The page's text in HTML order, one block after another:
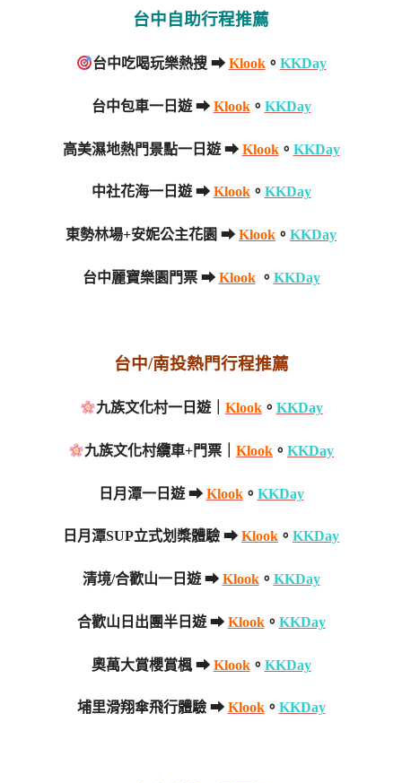
台中自助行程推薦
台中吃喝玩樂熱搜 ➡ Klook。 KKDay
台中包車一日遊 ➡ Klook。 KKDay
高美濕地熱門景點一日遊 ➡ Klook。 KKDay
中社花海一日遊 ➡ Klook。 KKDay
東勢林場+安妮公主花園 ➡ Klook 。 KKDay
台中麗寶樂園門票 ➡ Klook。 KKDay
台中/南投熱門行程推薦
九族文化村一日遊｜ Klook。 KKDay
九族文化村纜車+門票｜Klook 。KKDay
日月潭一日遊 ➡ Klook。 KKDay
日月潭SUP立式划槳體驗 ➡ Klook 。 KKDay
清境/合歡山一日遊 ➡ Klook。 KKDay
合歡山日出團半日遊 ➡ Klook。 KKDay
奧萬大賞櫻賞楓 ➡ Klook。 KKDay
埔里滑翔傘飛行體驗 ➡ Klook。 KKDay